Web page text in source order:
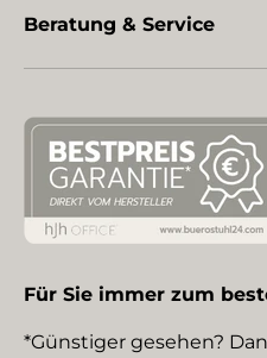
Beratung & Service
Für Sie immer zum
*Günstiger gesehen?